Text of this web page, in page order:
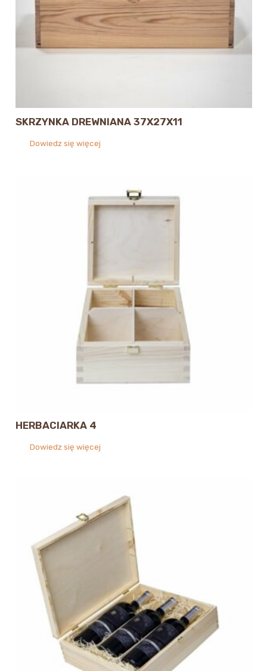
SKRZYNKA DREWNIANA 37X27X11
Dowiedz się więcej
HERBACIARKA 4
Dowiedz się więcej